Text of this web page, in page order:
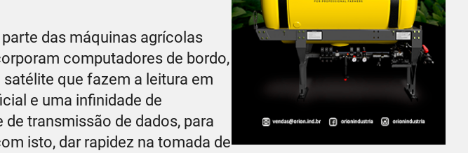
das máquinas agrícolas
computadores de bordo,
que fazem a leitura em
e uma infinidade de
transmissão de dados, para
isto, dar rapidez na tomada de